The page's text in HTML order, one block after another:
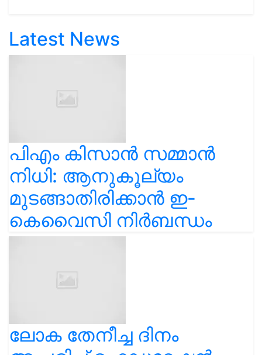
Latest News
പിഎം കിസാൻ സമ്മാൻ
നിധി: ആനുകൂല്യം
മുടങ്ങാതിരിക്കാൻ ഇ-
കെവൈസി നിർബന്ധം
ലോക തേനീച്ച ദിനം